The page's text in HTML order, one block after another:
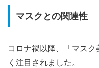
マスクとの関連性
コロナ禍以降、「マス
く注目されました。